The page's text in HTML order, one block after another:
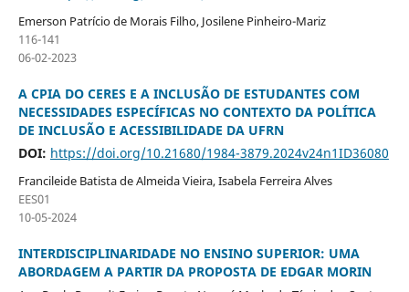
Emerson Patrício de Morais Filho, Josilene Pinheiro-Mariz
116-141
06-02-2023
A CPIA DO CERES E A INCLUSÃO DE ESTUDANTES COM
NECESSIDADES ESPECÍFICAS NO CONTEXTO DA POLÍTICA
DE INCLUSÃO E ACESSIBILIDADE DA UFRN
DOI: https://doi.org/10.21680/1984-3879.2024v24n1ID36080
Francileide Batista de Almeida Vieira, Isabela Ferreira Alves
EES01
10-05-2024
INTERDISCIPLINARIDADE NO ENSINO SUPERIOR: UMA
ABORDAGEM A PARTIR DA PROPOSTA DE EDGAR MORIN